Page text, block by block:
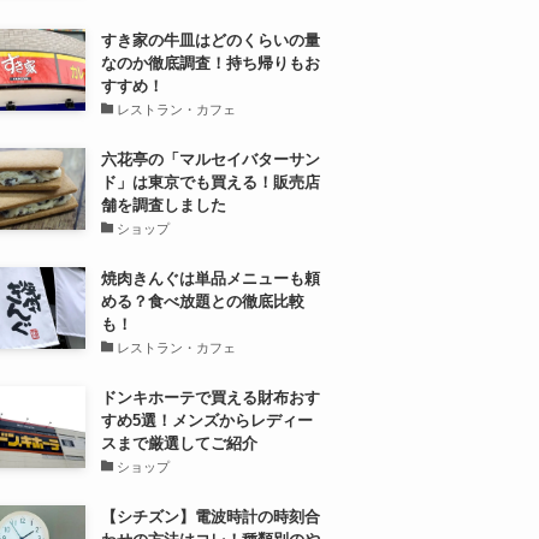
すき家の牛皿はどのくらいの量
なのか徹底調査！持ち帰りもお
すすめ！
レストラン・カフェ
六花亭の「マルセイバターサン
ド」は東京でも買える！販売店
舗を調査しました
ショップ
焼肉きんぐは単品メニューも頼
める？食べ放題との徹底比較
も！
レストラン・カフェ
ドンキホーテで買える財布おす
すめ5選！メンズからレディー
スまで厳選してご紹介
ショップ
【シチズン】電波時計の時刻合